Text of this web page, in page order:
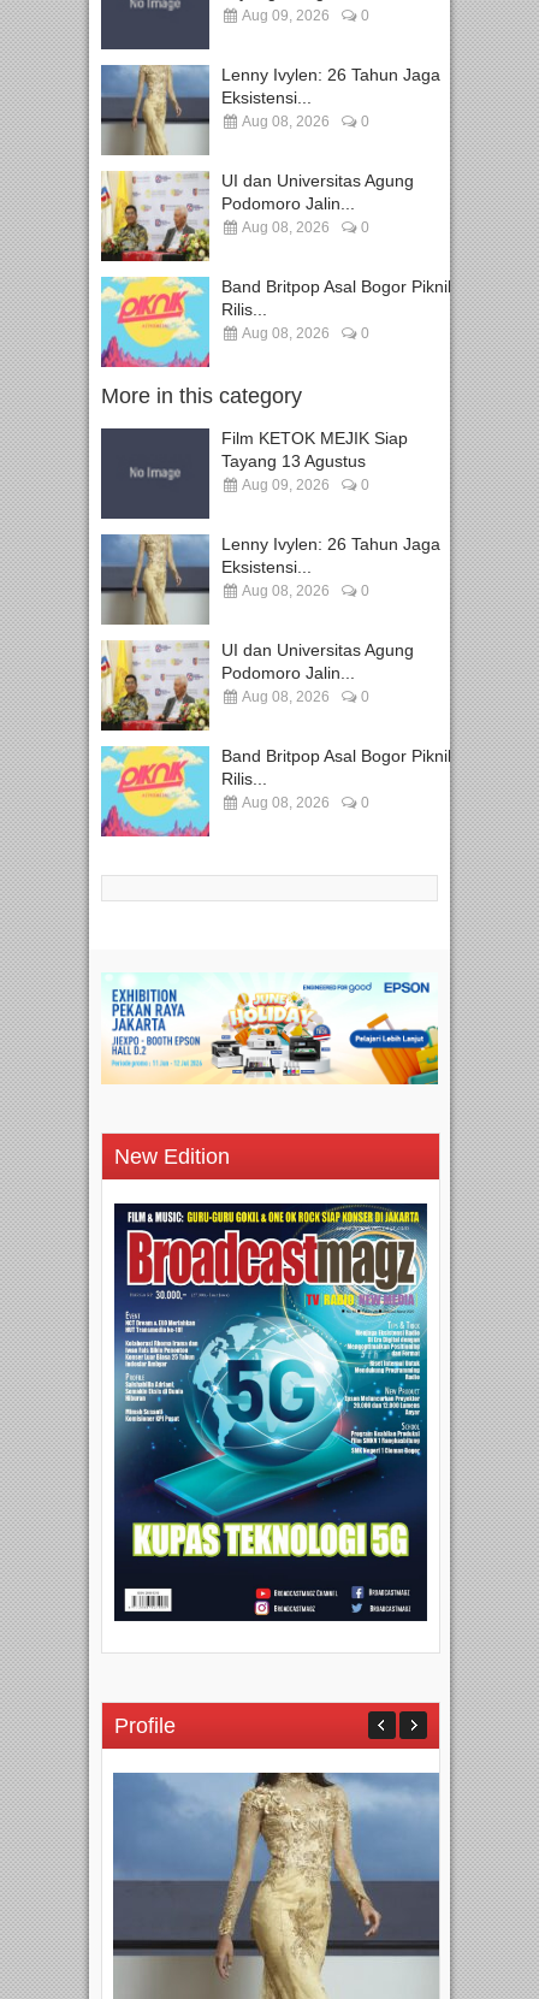
Aug 09, 2026 0
Lenny Ivylen: 26 Tahun Jaga
Eksistensi...
Aug 08, 2026 0
UI dan Universitas Agung
Podomoro Jalin...
Aug 08, 2026 0
Band Britpop Asal Bogor Piknik
Rilis...
Aug 08, 2026 0
More in this category
Film KETOK MEJIK Siap
Tayang 13 Agustus
Aug 09, 2026 0
Lenny Ivylen: 26 Tahun Jaga
Eksistensi...
Aug 08, 2026 0
UI dan Universitas Agung
Podomoro Jalin...
Aug 08, 2026 0
Band Britpop Asal Bogor Piknik
Rilis...
Aug 08, 2026 0
New Edition
Profile